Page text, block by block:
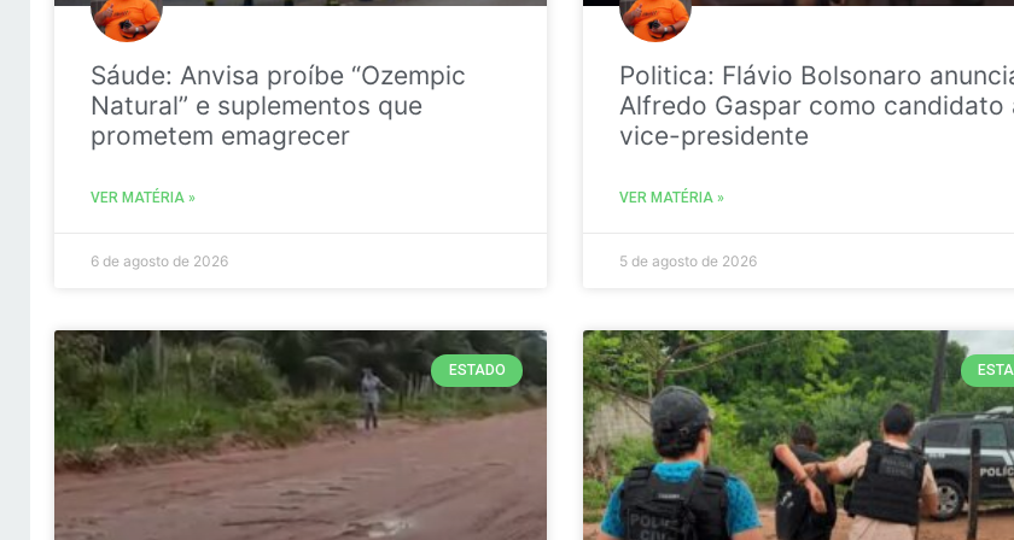
Sáude: Anvisa proíbe “Ozempic
Natural” e suplementos que
prometem emagrecer
VER MATÉRIA »
6 de agosto de 2026
Politica: Flávio Bolsonaro
Alfredo Gaspar como candidato
vice-presidente
VER MATÉRIA »
5 de agosto de 2026
ESTADO